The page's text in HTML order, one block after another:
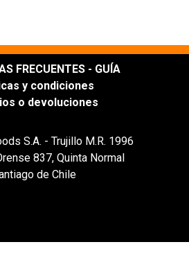
FRECUENTES - GUÍA
y condiciones
o devoluciones
S.A. - Trujillo M.R. 1996
837, Quinta Normal
de Chile